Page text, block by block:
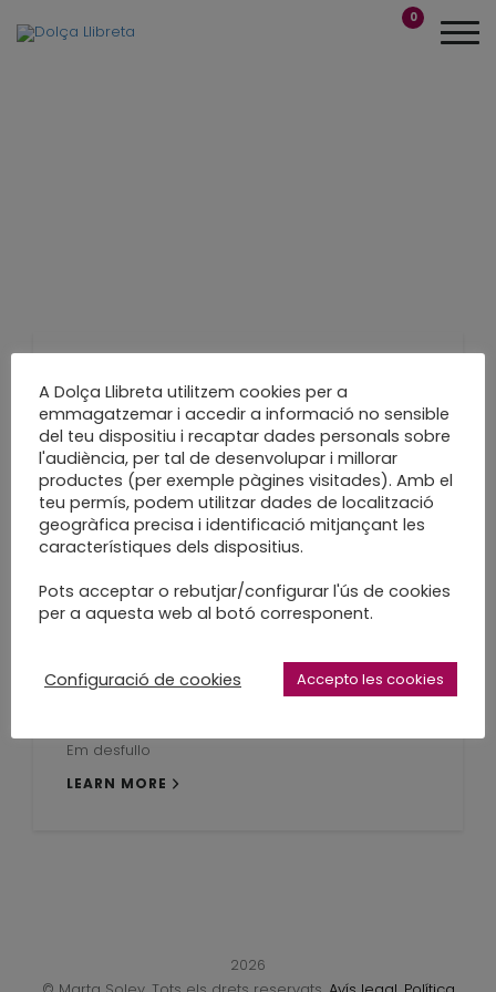
0
Això meu amb el
paper i el cartró
Amor a primera vista
LEARN MORE
M’alleugereixo, com
si fos un arbre
Em desfullo
LEARN MORE
2026
A Dolça Llibreta utilitzem cookies per a
emmagatzemar i accedir a informació no sensible
del teu dispositiu i recaptar dades personals sobre
l'audiència, per tal de desenvolupar i millorar
productes (per exemple pàgines visitades). Amb el
teu permís, podem utilitzar dades de localització
geogràfica precisa i identificació mitjançant les
característiques dels dispositius.
Pots acceptar o rebutjar/configurar l'ús de cookies
per a aquesta web al botó corresponent.
Configuració de cookies Accepto les cookies